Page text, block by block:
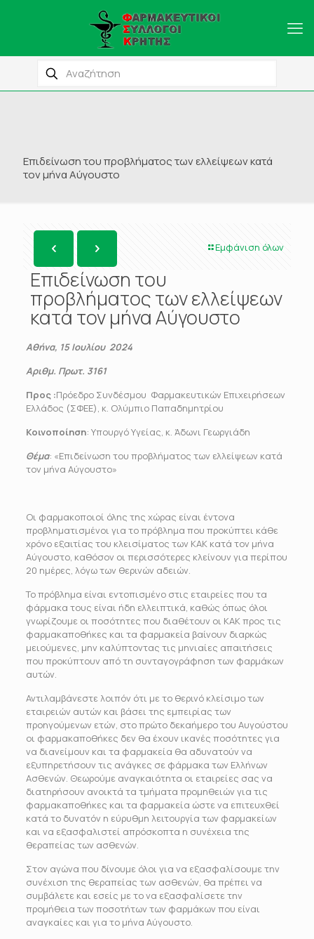
Επιδείνωση του προβλήματος των ελλείψεων κατά
τον μήνα Αύγουστο
Εμφάνιση όλων
Επιδείνωση του
προβλήματος των ελλείψεων
κατά τον μήνα Αύγουστο
Αθήνα, 15 Ιουλίου 2024
Αριθμ. Πρωτ. 3161
Προς:Πρόεδρο Συνδέσμου Φαρμακευτικών Επιχειρήσεων
Ελλάδος (ΣΦΕΕ), κ. Ολύμπιο Παπαδημητρίου
Κοινοποίηση: Υπουργό Υγείας, κ. Άδωνι Γεωργιάδη
Θέμα: «Επιδείνωση του προβλήματος των ελλείψεων κατά
τον μήνα Αύγουστο»
Οι φαρμακοποιοί όλης της χώρας είναι έντονα
προβληματισμένοι για το πρόβλημα που προκύπτει κάθε
χρόνο εξαιτίας του κλεισίματος των ΚΑΚ κατά τον μήνα
Αύγουστο, καθόσον οι περισσότερες κλείνουν για περίπου
20 ημέρες, λόγω των θερινών αδειών.
Το πρόβλημα είναι εντοπισμένο στις εταιρείες που τα
φάρμακα τους είναι ήδη ελλειπτικά, καθώς όπως όλοι
γνωρίζουμε οι ποσότητες που διαθέτουν οι ΚΑΚ προς τις
φαρμακαποθήκες και τα φαρμακεία βαίνουν διαρκώς
μειούμενες, μην καλύπτοντας τις μηνιαίες απαιτήσεις
που προκύπτουν από τη συνταγογράφηση των φαρμάκων
αυτών.
Αντιλαμβάνεστε λοιπόν ότι με το θερινό κλείσιμο των
εταιρειών αυτών και βάσει της εμπειρίας των
προηγούμενων ετών, στο πρώτο δεκαήμερο του Αυγούστου
οι φαρμακαποθήκες δεν θα έχουν ικανές ποσότητες για
να διανείμουν και τα φαρμακεία θα αδυνατούν να
εξυπηρετήσουν τις ανάγκες σε φάρμακα των Ελλήνων
Ασθενών. Θεωρούμε αναγκαιότητα οι εταιρείες σας να
διατηρήσουν ανοικτά τα τμήματα προμηθειών για τις
φαρμακαποθήκες και τα φαρμακεία ώστε να επιτευχθεί
κατά το δυνατόν η εύρυθμη λειτουργία των φαρμακείων
και να εξασφαλιστεί απρόσκοπτα η συνέχεια της
θεραπείας των ασθενών.
Στον αγώνα που δίνουμε όλοι για να εξασφαλίσουμε την
συνέχιση της θεραπείας των ασθενών, θα πρέπει να
συμβάλετε και εσείς με το να εξασφαλίσετε την
προμήθεια των ποσοτήτων των φαρμάκων που είναι
αναγκαίες και για το μήνα Αύγουστο.